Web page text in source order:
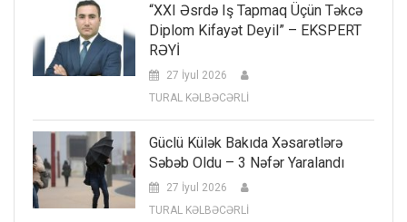
“XXI Əsrdə Iş Tapmaq Üçün Təkcə
Diplom Kifayət Deyil” – EKSPERT
RƏYİ
27 İyul 2026
TURAL KƏLBƏCƏRLİ
Güclü Külək Bakıda Xəsarətlərə
Səbəb Oldu – 3 Nəfər Yaralandı
27 İyul 2026
TURAL KƏLBƏCƏRLİ